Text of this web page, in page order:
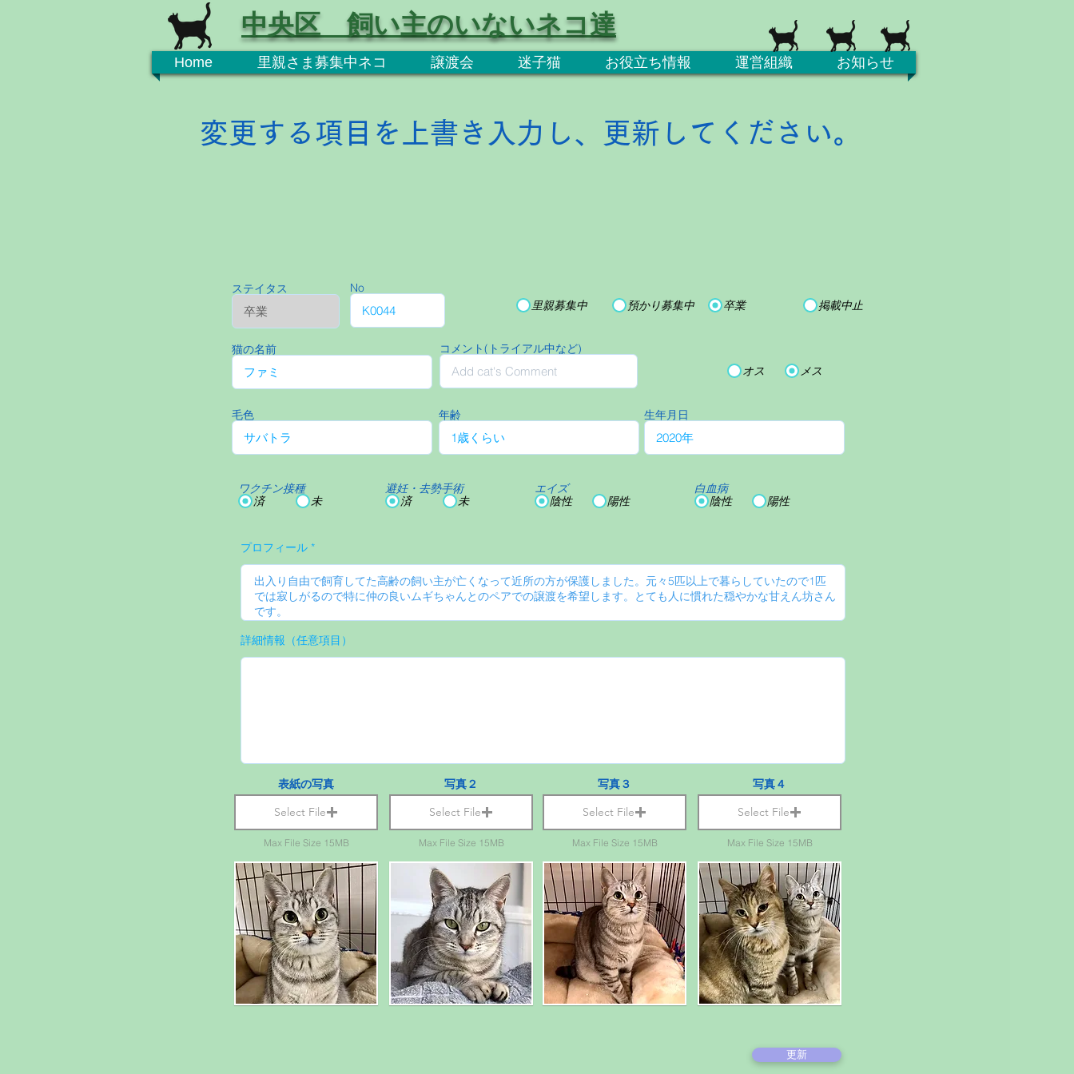
Home 里親さま募集中ネコ 譲渡会 迷子猫 お役立ち情報 運営組織 お知らせ
中央区 飼い主のいないネコ達
変更する項目を上書き入力し、更新してください。
ステイタス No
里親募集中 預かり募集中 卒業 掲載中止
猫の名前 コメント(トライアル中など)
オス メス
毛色 年齢 生年月日
ワクチン接種
済
未
避妊・去勢手術
済
未
エイズ
陰性
陽性
白血病
陰性
陽性
プロフィール
詳細情報（任意項目）
表紙の写真
Select File
Max File Size 15MB
写真２
Select File
Max File Size 15MB
写真３
Select File
Max File Size 15MB
写真４
Select File
Max File Size 15MB
更新